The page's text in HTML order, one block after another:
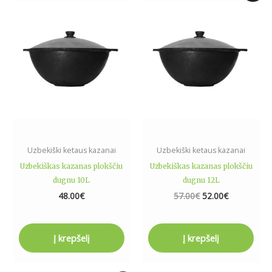
Uzbekiški ketaus kazanai
Uzbekiškas kazanas plokščiu
dugnu 10L
48.00€
Į krepšelį
Uzbekiški ketaus kazanai
Uzbekiškas kazanas plokščiu
dugnu 12L
57.00€ 52.00€
Į krepšelį